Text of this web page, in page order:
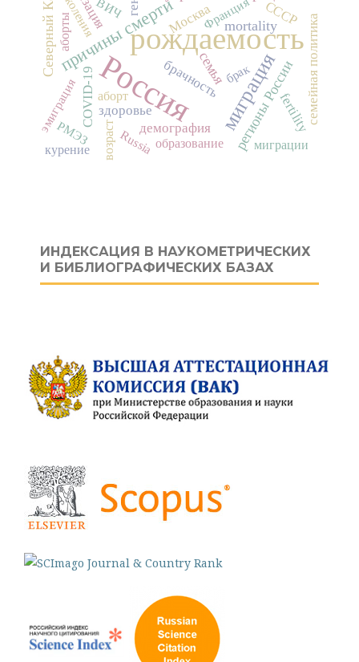
Россия
рождаемость
миграция
причины смерти
Северный Кавказ mortality
регионы России
семья семейная политика
fertility
Москва
брачность
COVID-19 демография
СССР
здоровье
Франция
Russia
аборт
брак
эмиграция
РМЭЗ образование миграции
аборты
возраст
курение
ВИЧ
ИНДЕКСАЦИЯ В НАУКОМЕТРИЧЕСКИХ
И БИБЛИОГРАФИЧЕСКИХ БАЗАХ